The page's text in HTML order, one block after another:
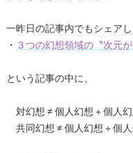
一昨日の記事内でもシェア
・ ３つの幻想領域の〝次元
という記事の中に、
対幻想 ≠ 個人幻想＋個人
共同幻想 ≠ 個人幻想＋個